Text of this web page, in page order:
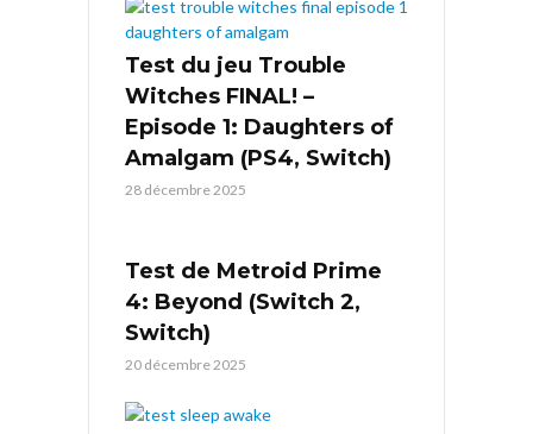
Test du jeu Trouble
Witches FINAL! –
Episode 1: Daughters of
Amalgam (PS4, Switch)
28 décembre 2025
Test de Metroid Prime
4: Beyond (Switch 2,
Switch)
20 décembre 2025